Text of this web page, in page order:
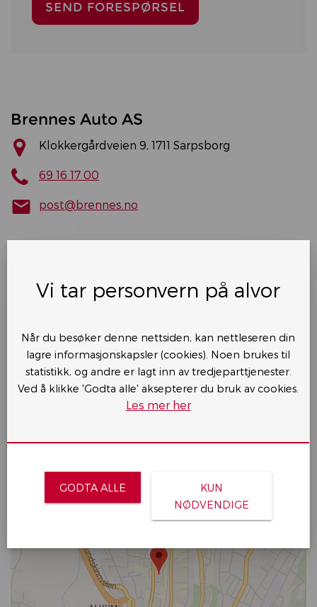
Brennes Auto AS
Klokkergårdveien 9, 1711 Sarpsborg
69 16 17 00
post@brennes.no
Mandag
08.30 - 17.00
Torsdag
08.30 - 19.00
Fredag
07.30 - 17.00
Stengt
Vi tar personvern på alvor
Når du besøker denne nettsiden, kan nettleseren din
lagre informasjonskapsler (cookies). Noen brukes til
statistikk, og andre er lagt inn av tredjeparttjenester.
Ved å klikke 'Godta alle' aksepterer du bruk av cookies.
Les mer her
GODTA ALLE
KUN
NØDVENDIGE